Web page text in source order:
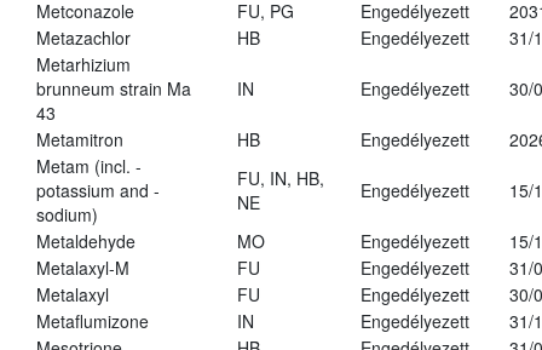
Metconazole
FU, PG Engedélyezett
Metazachlor
HB Engedélyezett
31/
Metarhizium
brunneum strain Ma
43
IN Engedélyezett 30/
Metamitron HB Engedélyezett
Metam (incl. -
potassium and -
sodium)
FU, IN, HB,
NE
Engedélyezett 15/
Metaldehyde MO Engedélyezett
15/
Metalaxyl-M
FU Engedélyezett
31/
Metalaxyl
FU Engedélyezett
30/
Metaflumizone
IN Engedélyezett
31/